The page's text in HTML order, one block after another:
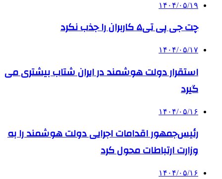
۱۴۰۴/۰۵/۱۹
چت جی پی تی۵ کاربران را جذب نکرد
۱۴۰۴/۰۵/۱۷
استقرار دولت هوشمند در ایران شتاب بیشتری می
گیرد
۱۴۰۴/۰۵/۱۶
رئیس‌جمهور اقدامات اجرایی دولت هوشمند را به
وزارت ارتباطات محول کرد
۱۴۰۴/۰۵/۱۶